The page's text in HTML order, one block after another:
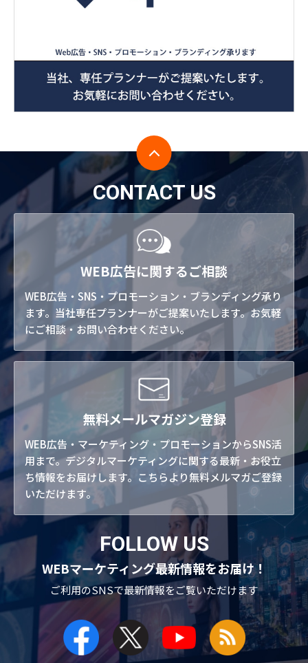
CONTACT US
WEB広告に関するご相談
WEB広告・SNS・プロモーション・ブランディング承り
ます。当社専任プランナーがご提案いたします。お気軽
にご相談・お問い合わせください。
無料メールマガジン登録
WEB広告・マーケティング・プロモーションからSNS活
用まで。デジタルマーケティングに関する最新・お役立
ち情報をお届けします。こちらより無料メルマガご登録
いただけます。
FOLLOW US
WEBマーケティング最新情報をお届け！
ご利用のSNSで最新情報をご覧いただけます